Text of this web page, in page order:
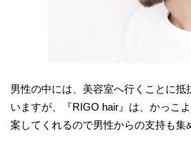
男性の中には、美容室へ行くことに抵
いますが、『RIGO hair』は、かっこ
案してくれるので男性からの支持も集